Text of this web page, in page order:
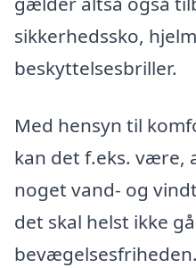
sikkerhedssko,
beskyttelsesbriller.
Med hensyn til
kan det f.eks. være,
noget vand- og
det skal helst ikke